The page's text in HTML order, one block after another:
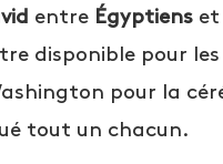
entre Égyptiens et
disponible pour
pour la
tout un chacun.